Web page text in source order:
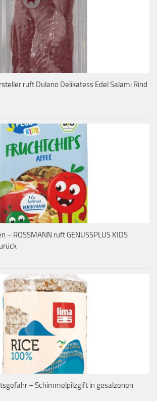
ruft Dulano Delikatess Edel Salami Rind
– ROSSMANN ruft GENUSSPLUS KIDS
– Schimmelpilzgift in gesalzenen